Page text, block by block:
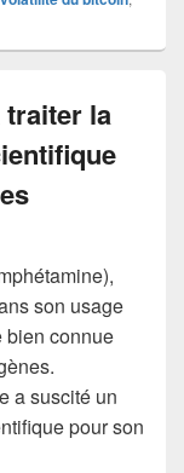
traiter la
son usage
bien connue
a suscité un
pour son
aide à traiter la